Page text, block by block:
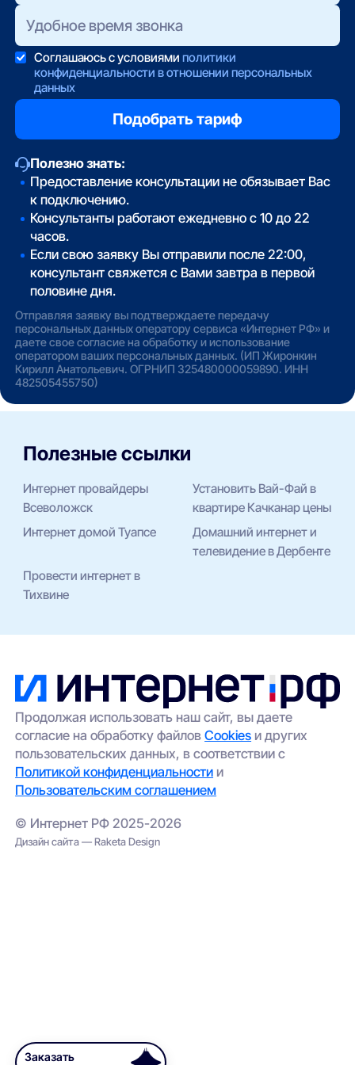
Соглашаюсь с условиями политики
конфиденциальности в отношении персональных
данных
Полезно знать:
Предоставление консультации не обязывает Вас
к подключению.
Консультанты работают ежедневно с 10 до 22
часов.
Если свою заявку Вы отправили после 22:00,
консультант свяжется с Вами завтра в первой
половине дня.
Отправляя заявку вы подтверждаете передачу
персональных данных оператору сервиса «Интернет РФ» и
даете свое согласие на обработку и использование
оператором ваших персональных данных. (ИП Жиронкин
Кирилл Анатольевич. ОГРНИП 325480000059890. ИНН
482505455750)
Полезные ссылки
Интернет провайдеры
Всеволожск
Установить Вай-Фай в
квартире Качканар цены
Интернет домой Туапсе
Домашний интернет и
телевидение в Дербенте
Провести интернет в
Тихвине
Продолжая использовать наш сайт, вы даете
согласие на обработку файловCookies и других
пользовательских данных, в соответствии с
Политикой конфиденциальности и
Пользовательским соглашением
© Интернет РФ 2025-2026
Дизайн сайта — Raketa Design
Заказать